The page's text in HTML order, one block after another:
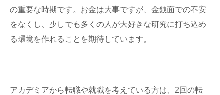
の重要な時期です。お金は大事ですが、金銭面での不安
をなくし、少しでも多くの人が大好きな研究に打ち込め
る環境を作れることを期待しています。
アカデミアから転職や就職を考えている方は、2回の転